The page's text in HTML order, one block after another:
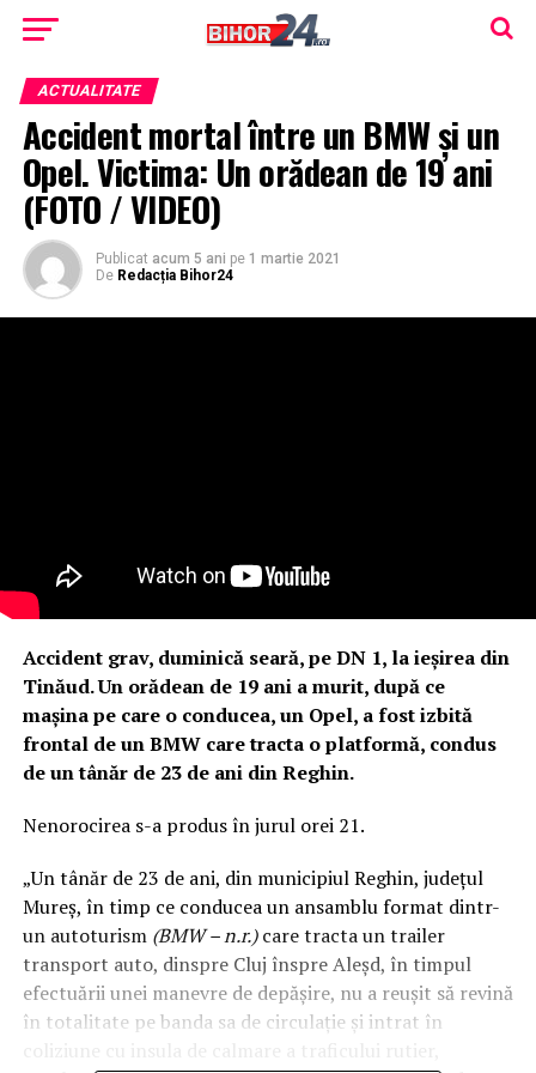
ACTUALITATE
Accident mortal între un BMW și un
Opel. Victima: Un orădean de 19 ani
(FOTO / VIDEO)
Publicat acum 5 ani pe 1 martie 2021
De Redacția Bihor24
Accident grav, duminică seară, pe DN 1, la ieșirea din
Tinăud. Un orădean de 19 ani a murit, după ce
mașina pe care o conducea, un Opel, a fost izbită
frontal de un BMW care tracta o platformă, condus
de un tânăr de 23 de ani din Reghin.
Nenorocirea s-a produs în jurul orei 21.
„Un tânăr de 23 de ani, din municipiul Reghin, județul
Mureș, în timp ce conducea un ansamblu format dintr-
un autoturism (BMW – n.r.)care tracta un trailer
transport auto, dinspre Cluj înspre Aleșd, în timpul
efectuării unei manevre de depășire, nu a reușit să revină
în totalitate pe banda sa de circulație și intrat în